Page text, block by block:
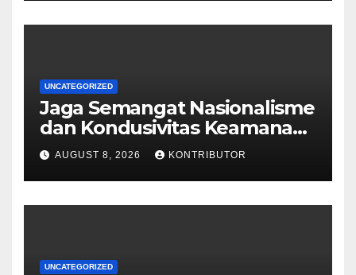
UNCATEGORIZED
Jaga Semangat Nasionalisme
dan Kondusivitas Keamanan
Papua Jelang HUT Ke-81 RI
AUGUST 8, 2026 KONTRIBUTOR
UNCATEGORIZED